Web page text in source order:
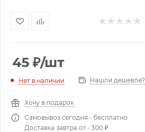
45 ₽/шт
Нет в наличии Нашли дешевле?
Хочу в подарок
Самовывоз сегодня - бесплатно
Доставка завтра от - 300 ₽